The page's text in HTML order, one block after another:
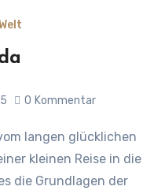
0 Kommentar
kleinen Reise in die
die Grundlagen der